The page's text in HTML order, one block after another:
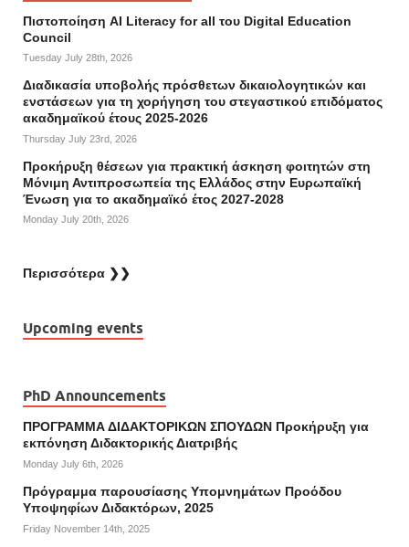
Πιστοποίηση AI Literacy for all του Digital Education
Council
Tuesday July 28th, 2026
Διαδικασία υποβολής πρόσθετων δικαιολογητικών και
ενστάσεων για τη χορήγηση του στεγαστικού επιδόματος
ακαδημαϊκού έτους 2025-2026
Thursday July 23rd, 2026
Προκήρυξη θέσεων για πρακτική άσκηση φοιτητών στη
Μόνιμη Αντιπροσωπεία της Ελλάδος στην Ευρωπαϊκή
Ένωση για το ακαδημαϊκό έτος 2027-2028
Monday July 20th, 2026
Περισσότερα ❯❯
Upcoming events
PhD Announcements
ΠΡΟΓΡΑΜΜΑ ΔΙΔΑΚΤΟΡΙΚΩΝ ΣΠΟΥΔΩΝ Προκήρυξη για
εκπόνηση Διδακτορικής Διατριβής
Monday July 6th, 2026
Πρόγραμμα παρουσίασης Υπομνημάτων Προόδου
Υποψηφίων Διδακτόρων, 2025
Friday November 14th, 2025